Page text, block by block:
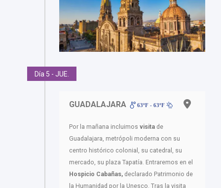
Día 5 - JUE.
GUADALAJARA 63ºF - 63ºF
Por la mañana incluimos visita de
Guadalajara, metrópoli moderna con su
centro histórico colonial, su catedral, su
mercado, su plaza Tapatía. Entraremos en el
Hospicio Cabañas, declarado Patrimonio de
la Humanidad por la Unesco. Tras la visita